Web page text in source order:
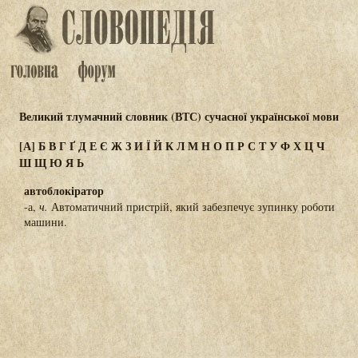
Великий тлумачний словник (ВТС) сучасної української мови
[А] БВГҐДЕЄ ЖЗИЇЙКЛМНОПР СТУФХЦЧ
ШЩЮЯЬ
автоблокіратор
-а, ч. Автоматичний пристрій, який забезпечує зупинку роботи
машини.